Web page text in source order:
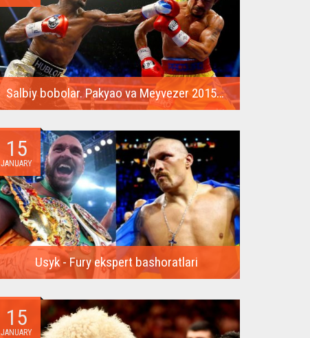
Salbiy bobolar. Pakyao va Meyvezer 2015 yilda o'zlarining super muvaffaqiyatli janglarini takrorlashadi
Meyvezer va Menni...
15
JANUARY
Usyk - Fury ekspert bashoratlari
eng kutilgan...
15
JANUARY